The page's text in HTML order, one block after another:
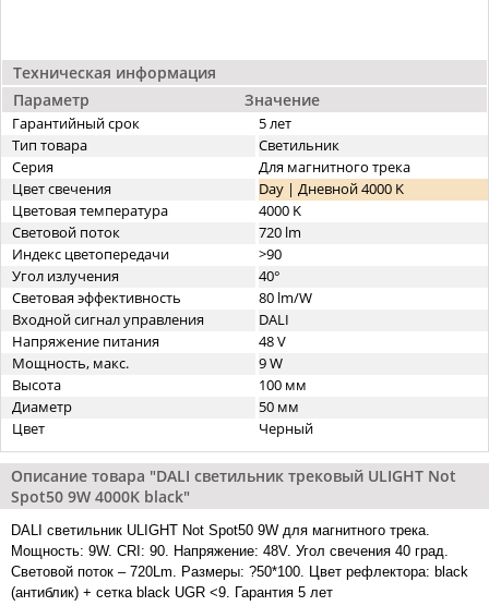
Техническая информация
Параметр
Значение
Гарантийный срок
5 лет
Тип товара
Светильник
Серия
Для магнитного трека
Цвет свечения
Day | Дневной 4000 K
Цветовая температура
4000 K
Световой поток
720 lm
Индекс цветопередачи
>90
Угол излучения
40°
Световая эффективность
80 lm/W
Входной сигнал управления
DALI
Напряжение питания
48 V
Мощность, макс.
9 W
Высота
100 мм
Диаметр
50 мм
Цвет
Черный
Описание товара "DALI cветильник трековый ULIGHT Not
Spot50 9W 4000K black"
DALI cветильник ULIGHT Not Spot50 9W для магнитного трека.
Мощность: 9W. CRI: 90. Напряжение: 48V. Угол свечения 40 град.
Световой поток – 720Lm. Размеры: ?50*100. Цвет рефлектора: black
(антиблик) + сетка black UGR <9. Гарантия 5 лет